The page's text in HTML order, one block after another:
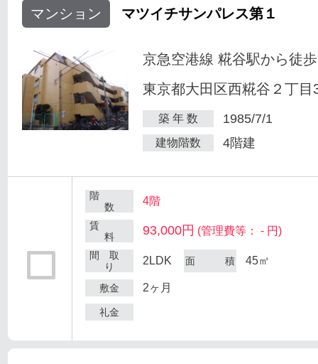
マンション マツイチサンパレス第１
京急空港線 糀谷駅から徒
東京都大田区西糀谷２丁目
築 年 数 1985/7/1
建物階数 4階建
階
数
4階
賃
料
93,000円 (管理費等： - 円)
間 取
り
2LDK 面 積 45㎡
敷金 2ヶ月
礼金